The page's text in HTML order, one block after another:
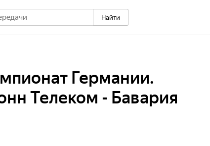
Найти
Германии.
Телеком - Бавария